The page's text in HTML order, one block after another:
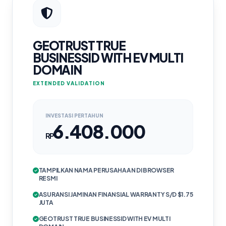
GEOTRUST TRUE
BUSINESSID WITH EV MULTI
DOMAIN
EXTENDED VALIDATION
INVESTASI PERTAHUN
RP6.408.000
TAMPILKAN NAMA PERUSAHAAN DI BROWSER
RESMI
ASURANSI JAMINAN FINANSIAL WARRANTY S/D $1.75
JUTA
GEOTRUST TRUE BUSINESSID WITH EV MULTI